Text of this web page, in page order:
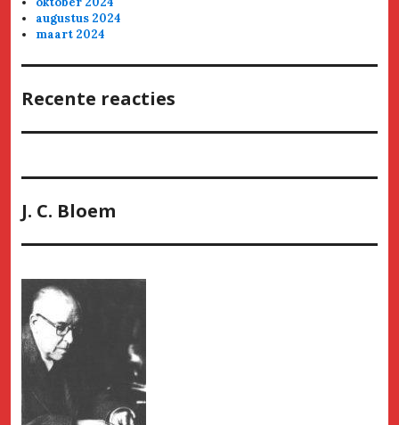
augustus 2024
maart 2024
Recente reacties
J. C. Bloem